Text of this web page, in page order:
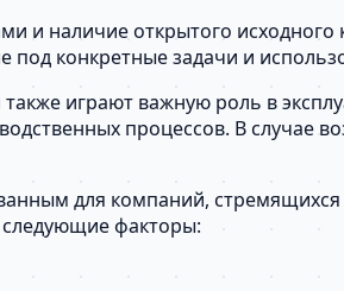
наличие открытого исходного
под конкретные задачи и
играют важную роль в
процессов. В случае
для компаний,
факторы: